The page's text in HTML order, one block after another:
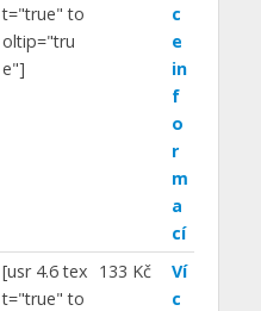
t="true" to
oltip="tru
e"]
c
e
in
f
o
r
m
a
cí
[usr 4.6 tex
t="true" to
133 Kč
Ví
c